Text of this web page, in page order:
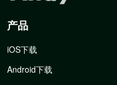
产品
iOS下载
Android下载